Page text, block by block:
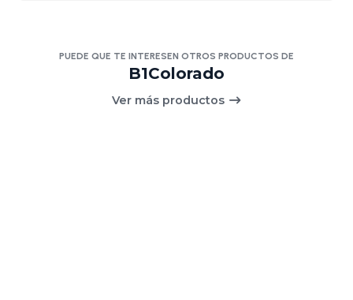
PUEDE QUE TE INTERESEN OTROS PRODUCTOS DE
B1Colorado
Ver más productos